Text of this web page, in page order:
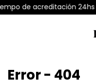
de acreditación 24hs
Error - 404